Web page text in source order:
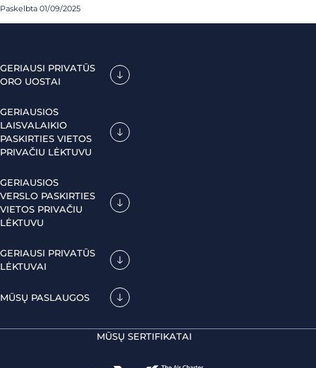
Paskelbta 01/09/2025
GERIAUSI PRIVATŪS
ORO UOSTAI
GERIAUSIOS
LAISVALAIKIO
PASKIRTIES VIETOS
PRIVAČIU LĖKTUVU
GERIAUSIOS
VERSLO PASKIRTIES
VIETOS PRIVAČIU
LĖKTUVU
GERIAUSI PRIVATŪS
LĖKTUVAI
MŪSŲ PASLAUGOS
MŪSŲ SERTIFIKATAI